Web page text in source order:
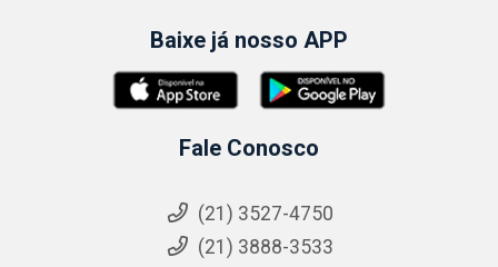
Baixe já nosso APP
Fale Conosco
(21) 3527-4750
(21) 3888-3533